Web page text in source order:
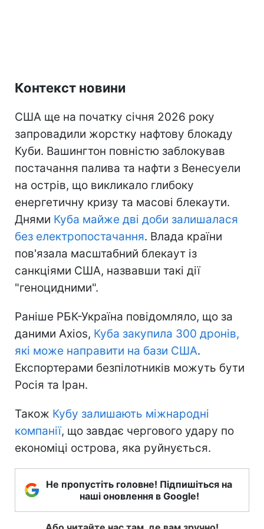
Контекст новини
США ще на початку січня 2026 року
запровадили жорстку нафтову блокаду
Куби. Вашингтон повністю заблокував
постачання палива та нафти з Венесуели
на острів, що викликало глибоку
енергетичну кризу та масові блекаути.
Днями Куба майже дві доби залишалася
без електропостачання. Влада країни
пов'язала масштабний блекаут із
санкціями США, назвавши такі дії
"геноцидними".
Раніше РБК-Україна повідомляло, що за
даними Axios, Куба закупила 300 дронів,
які може направити на бази США.
Експортерами безпілотників можуть бути
Росія та Іран.
Також Кубу залишають міжнародні
компанії, що завдає чергового удару по
економіці острова, яка руйнується.
Не пропустіть головне! Підпишіться на
наші оновлення в Google!